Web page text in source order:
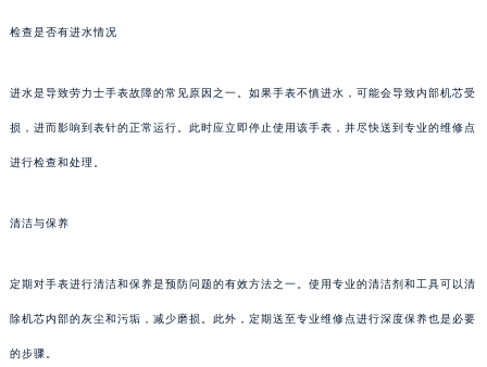
检查是否有进水情况
进水是导致劳力士手表故障的常见原因之一。如果手表不慎进水，可能会导致内部机芯受
损，进而影响到表针的正常运行。此时应立即停止使用该手表，并尽快送到专业的维修点
进行检查和处理。
清洁与保养
定期对手表进行清洁和保养是预防问题的有效方法之一。使用专业的清洁剂和工具可以清
除机芯内部的灰尘和污垢，减少磨损。此外，定期送至专业维修点进行深度保养也是必要
的步骤。